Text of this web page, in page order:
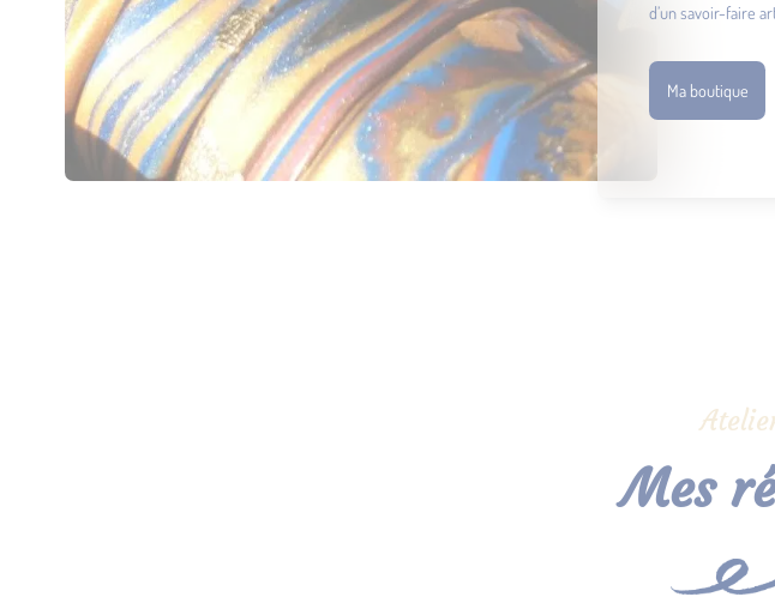
d’un savoir-faire
Ma boutique
Mes